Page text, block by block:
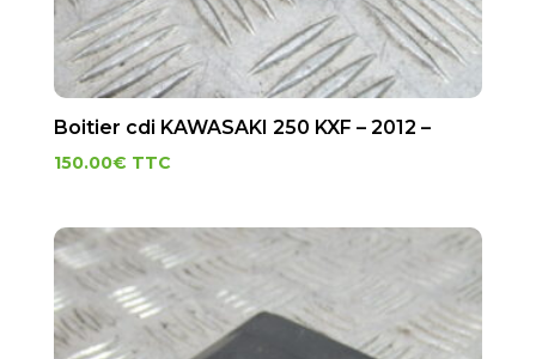
Boitier cdi KAWASAKI 250 KXF – 2012 –
150.00€ TTC